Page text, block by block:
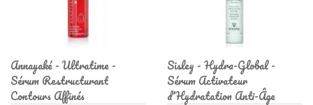
Annayaké - Ultratime -
Sérum Restructurant
Contours Affinés
Sisley - Hydra-Global -
Sérum Activateur
d'Hydratation Anti-Âge